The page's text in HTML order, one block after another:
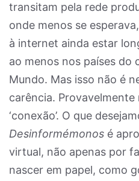
transitam pela rede
onde menos se
à internet ainda estar
ao menos nos países do
Mundo. Mas isso não é
carência. Provavelmente
‘conexão’. O que
Desinformémonos é
virtual, não apenas por
nascer em papel, como